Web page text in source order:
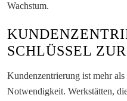
Wachstum.
SCHLÜSSEL
Kundenzentrierung ist mehr
Notwendigkeit. Werkstätten,